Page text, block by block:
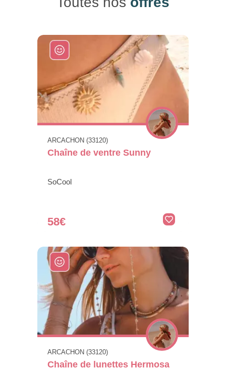
ARCACHON (33120)
Chaîne de ventre Sunny
SoCool
58€
ARCACHON (33120)
Chaîne de lunettes Hermosa